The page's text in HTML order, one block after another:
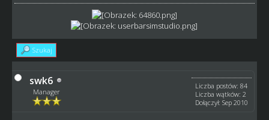
Szukaj
swk6
Manager
Liczba postów: 84
Liczba wątków: 2
Dołączył: Sep 2010